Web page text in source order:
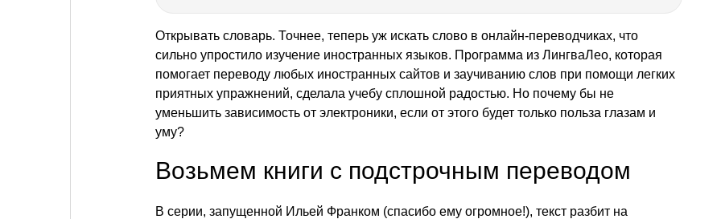
Открывать словарь. Точнее, теперь уж искать слово в онлайн-переводчиках, что
сильно упростило изучение иностранных языков. Программа из ЛингваЛео, которая
помогает переводу любых иностранных сайтов и заучиванию слов при помощи легких
приятных упражнений, сделала учебу сплошной радостью. Но почему бы не
уменьшить зависимость от электроники, если от этого будет только польза глазам и
уму?
Возьмем книги с подстрочным переводом
В серии, запущенной Ильей Франком (спасибо ему огромное!), текст разбит на